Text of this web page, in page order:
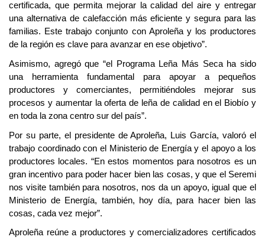
certificada, que permita mejorar la calidad del aire y entregar
una alternativa de calefacción más eficiente y segura para las
familias. Este trabajo conjunto con Aproleña y los productores
de la región es clave para avanzar en ese objetivo”.
Asimismo, agregó que “el Programa Leña Más Seca ha sido
una herramienta fundamental para apoyar a pequeños
productores y comerciantes, permitiéndoles mejorar sus
procesos y aumentar la oferta de leña de calidad en el Biobío y
en toda la zona centro sur del país”.
Por su parte, el presidente de Aproleña, Luis García, valoró el
trabajo coordinado con el Ministerio de Energía y el apoyo a los
productores locales. “En estos momentos para nosotros es un
gran incentivo para poder hacer bien las cosas, y que el Seremi
nos visite también para nosotros, nos da un apoyo, igual que el
Ministerio de Energía, también, hoy día, para hacer bien las
cosas, cada vez mejor”.
Aproleña reúne a productores y comercializadores certificados